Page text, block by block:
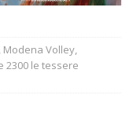
Modena Volley,
2300 le tessere